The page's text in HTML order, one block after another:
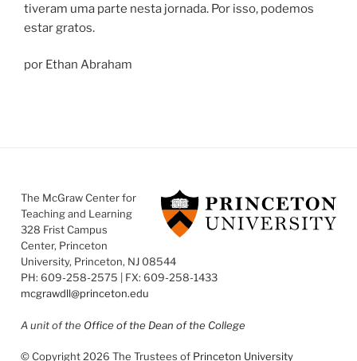
tiveram uma parte nesta jornada. Por isso, podemos
estar gratos.
por Ethan Abraham
The McGraw Center for
Teaching and Learning
328 Frist Campus
Center, Princeton
University, Princeton, NJ 08544
PH: 609-258-2575 | FX: 609-258-1433
mcgrawdll@princeton.edu
A unit of the Office of the Dean of the College
© Copyright 2026 The Trustees of Princeton University